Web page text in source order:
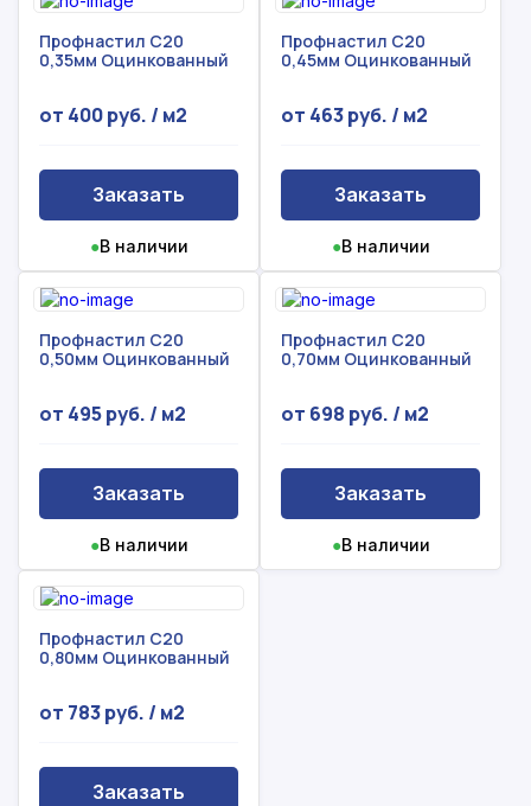
Профнастил С20
0,35мм Оцинкованный
от 400 руб. / м2
Заказать
●В наличии
Профнастил С20
0,45мм Оцинкованный
от 463 руб. / м2
Заказать
●В наличии
Профнастил С20
0,50мм Оцинкованный
от 495 руб. / м2
Заказать
●В наличии
Профнастил С20
0,70мм Оцинкованный
от 698 руб. / м2
Заказать
●В наличии
Профнастил С20
0,80мм Оцинкованный
от 783 руб. / м2
Заказать